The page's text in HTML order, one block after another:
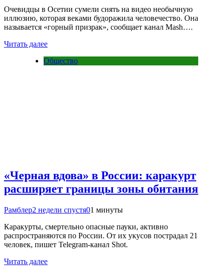
Очевидцы в Осетии сумели снять на видео необычную
иллюзию, которая веками будоражила человечество. Она
называется «горный призрак», сообщает канал Mash….
Читать далее
Общество
«Черная вдова» в России: каракурт
расширяет границы зоны обитания
Рамблер2 недели спустя01 минуты
Каракурты, смертельно опасные пауки, активно
распространяются по России. От их укусов пострадал 21
человек, пишет Telegram-канал Shot.
Читать далее